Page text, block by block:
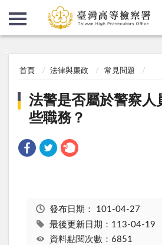
首頁 法律與廉政 常見問題
法警是否屬於警察人
些職務？
發布日期： 101-04-27
最後更新日期：113-04-19
資料點閱次數：6851